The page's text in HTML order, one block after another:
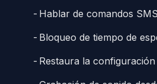
Hablar de comandos SMS
Bloqueo de tiempo de
Restaura la